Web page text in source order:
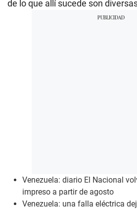
de lo que allí sucede son
Venezuela: diario El Nacional
impreso a partir de agosto
Venezuela: una falla eléctrica